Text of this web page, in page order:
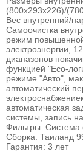
(800х293х226)/
Вес внутренний/
Самоочистка
режим
электроэнергии,
диапазонов
функцией "Есо-
режиме "Авто",
автоматический
автоматическая
системы, запись
Фильтры: Система
Сборка: Таиланд
Гарантия: 3 лет